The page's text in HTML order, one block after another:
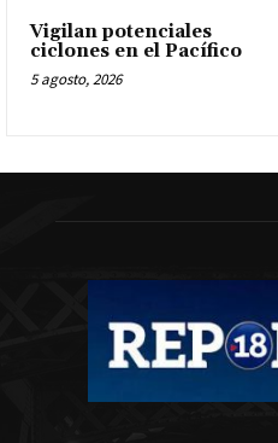
Vigilan potenciales
ciclones en el Pacífico
5 agosto, 2026